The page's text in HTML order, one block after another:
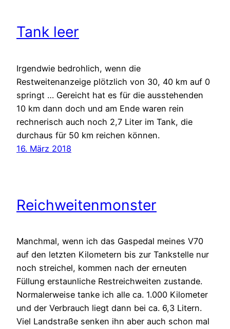
Tank leer
Irgendwie bedrohlich, wenn die
Restweitenanzeige plötzlich von 30, 40 km auf 0
springt … Gereicht hat es für die ausstehenden
10 km dann doch und am Ende waren rein
rechnerisch auch noch 2,7 Liter im Tank, die
durchaus für 50 km reichen können.
16. März 2018
Reichweitenmonster
Manchmal, wenn ich das Gaspedal meines V70
auf den letzten Kilometern bis zur Tankstelle nur
noch streichel, kommen nach der erneuten
Füllung erstaunliche Restreichweiten zustande.
Normalerweise tanke ich alle ca. 1.000 Kilometer
und der Verbrauch liegt dann bei ca. 6,3 Litern.
Viel Landstraße senken ihn aber auch schon mal